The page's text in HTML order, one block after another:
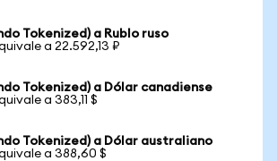
Tokenized) a Rublo ruso
a 22.592,13 ₽
Tokenized) a Dólar canadiense
a 383,11 $
Tokenized) a Dólar australiano
a 388,60 $